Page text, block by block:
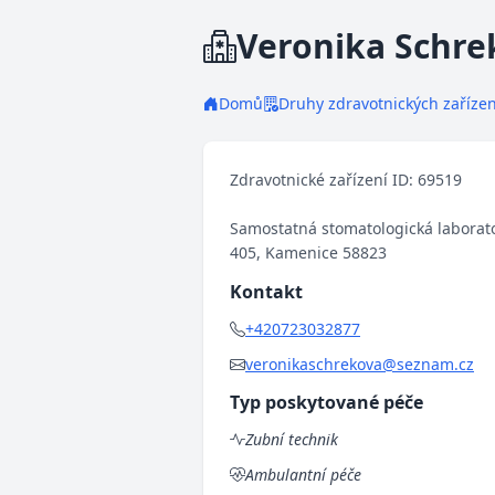
Veronika
Domů Druhy zdravotnických
Zdravotnické zařízení ID: 69519
Samostatná stomatologická
405, Kamenice 58823
Kontakt
+420723032877
veronikaschrekova@seznam.cz
Typ poskytované péče
Zubní technik
Ambulantní péče